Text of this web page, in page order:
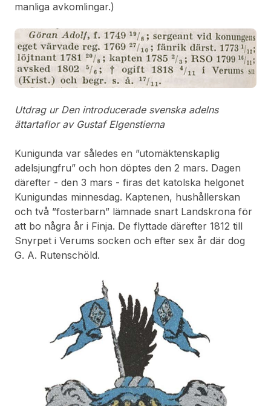
manliga avkomlingar.)
Utdrag ur Den introducerade svenska adelns
ättartaflor av Gustaf Elgenstierna
Kunigunda var således en ”utomäktenskaplig
adelsjungfru” och hon döptes den 2 mars. Dagen
därefter - den 3 mars - firas det katolska helgonet
Kunigundas minnesdag. Kaptenen, hushållerskan
och två ”fosterbarn” lämnade snart Landskrona för
att bo några år i Finja. De flyttade därefter 1812 till
Snyrpet i Verums socken och efter sex år där dog
G. A. Rutenschöld.